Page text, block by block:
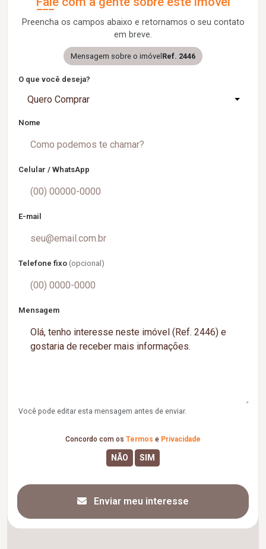
Preencha os campos abaixo e retornamos o seu contato
em breve.
Mensagem sobre o imóvel Ref. 2446
O que você deseja?
Quero Comprar
Nome
Celular / WhatsApp
E-mail
Telefone fixo (opcional)
Mensagem
Você pode editar esta mensagem antes de enviar.
Concordo com os Termos e Privacidade
Enviar meu interesse